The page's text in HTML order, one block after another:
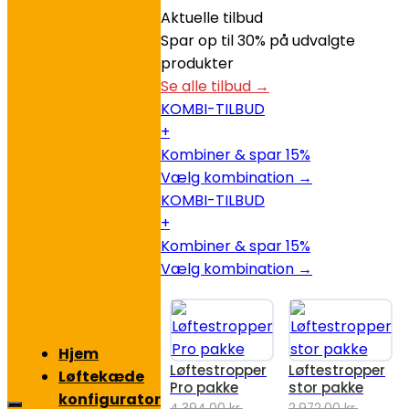
Hjem
Løftekæde
konfigurator
Aktuelle tilbud
Spar op til 30% på udvalgte
produkter
Se alle tilbud →
KOMBI-TILBUD
+
Kombiner & spar 15%
Vælg kombination →
KOMBI-TILBUD
+
Kombiner & spar 15%
Vælg kombination →
Løftestropper
Pro pakke
Løftestropper
stor pakke